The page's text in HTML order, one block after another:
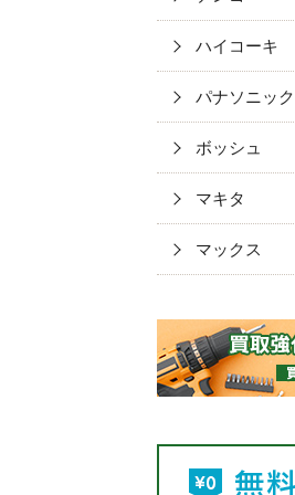
ハイコーキ
パナソニック
ボッシュ
マキタ
マックス